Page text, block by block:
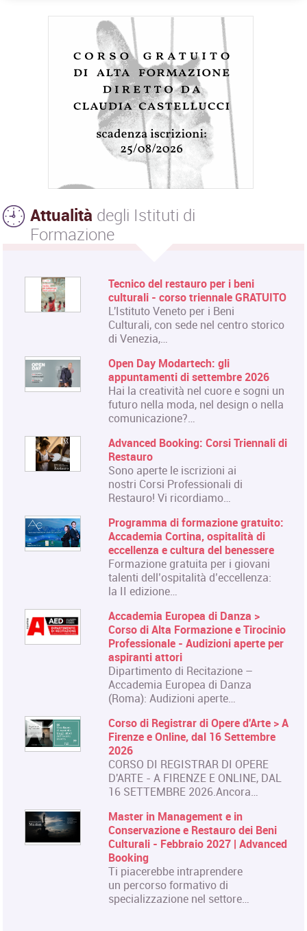
Attualità degli Istituti di
Formazione
Tecnico del restauro per i beni
culturali - corso triennale GRATUITO
L'Istituto Veneto per i Beni
Culturali, con sede nel centro storico
di Venezia,…
Open Day Modartech: gli
appuntamenti di settembre 2026
Hai la creatività nel cuore e sogni un
futuro nella moda, nel design o nella
comunicazione?…
Advanced Booking: Corsi Triennali di
Restauro
Sono aperte le iscrizioni ai
nostri Corsi Professionali di
Restauro! Vi ricordiamo…
Programma di formazione gratuito:
Accademia Cortina, ospitalità di
eccellenza e cultura del benessere
Formazione gratuita per i giovani
talenti dell’ospitalità d’eccellenza:
la II edizione…
Accademia Europea di Danza >
Corso di Alta Formazione e Tirocinio
Professionale - Audizioni aperte per
aspiranti attori
Dipartimento di Recitazione –
Accademia Europea di Danza
(Roma): Audizioni aperte…
Corso di Registrar di Opere d'Arte > A
Firenze e Online, dal 16 Settembre
2026
CORSO DI REGISTRAR DI OPERE
D'ARTE - A FIRENZE E ONLINE, DAL
16 SETTEMBRE 2026.Ancora…
Master in Management e in
Conservazione e Restauro dei Beni
Culturali - Febbraio 2027 | Advanced
Booking
Ti piacerebbe intraprendere
un percorso formativo di
specializzazione nel settore…